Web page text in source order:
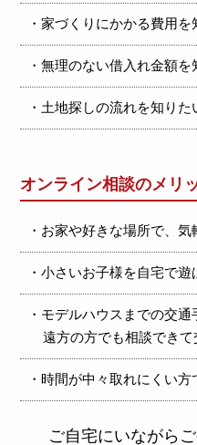
・家づくりにかかる費用を
・無理のない借入れ金額を
・土地探しの流れを知りた
オンライン相談のメリ
・お家や好きな場所で、気
・小さいお子様を自宅で遊
・モデルハウスまでの交通
遠方の方でも相談できて
・時間が中々取れにくい方
ご自宅にいながら